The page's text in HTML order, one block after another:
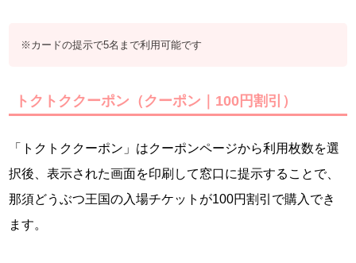
※カードの提示で5名まで利用可能です
トクトククーポン（クーポン｜100円割引）
「トクトククーポン」はクーポンページから利用枚数を選
択後、表示された画面を印刷して窓口に提示することで、
那須どうぶつ王国の入場チケットが100円割引で購入でき
ます。